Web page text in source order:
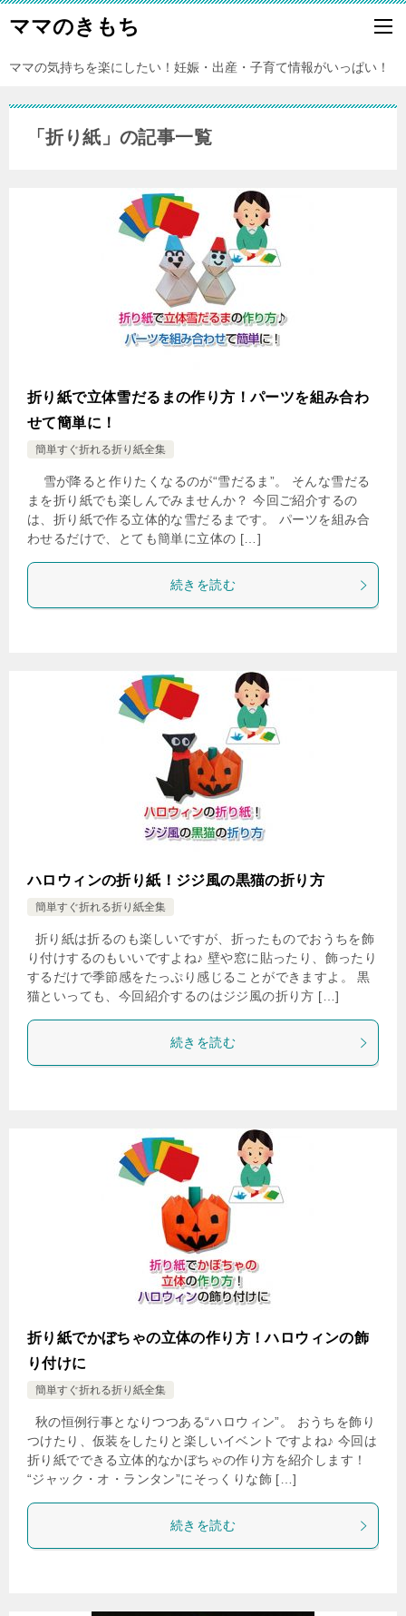
ママのきもち
ママの気持ちを楽にしたい！妊娠・出産・子育て情報がいっぱい！
「折り紙」の記事一覧
折り紙で立体雪だるまの作り方！パーツを組み合わ
せて簡単に！
簡単すぐ折れる折り紙全集
雪が降ると作りたくなるのが“雪だるま”。 そんな雪だる
まを折り紙でも楽しんでみませんか？ 今回ご紹介するの
は、折り紙で作る立体的な雪だるまです。 パーツを組み合
わせるだけで、とても簡単に立体の […]
続きを読む
ハロウィンの折り紙！ジジ風の黒猫の折り方
簡単すぐ折れる折り紙全集
折り紙は折るのも楽しいですが、折ったものでおうちを飾
り付けするのもいいですよね♪ 壁や窓に貼ったり、飾ったり
するだけで季節感をたっぷり感じることができますよ。 黒
猫といっても、今回紹介するのはジジ風の折り方 […]
続きを読む
折り紙でかぼちゃの立体の作り方！ハロウィンの飾
り付けに
簡単すぐ折れる折り紙全集
秋の恒例行事となりつつある“ハロウィン”。 おうちを飾り
つけたり、仮装をしたりと楽しいイベントですよね♪ 今回は
折り紙でできる立体的なかぼちゃの作り方を紹介します！
“ジャック・オ・ランタン”にそっくりな飾 […]
続きを読む